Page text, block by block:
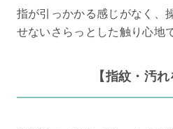
指が引っかかる感じがなく、
せないさらっとした触り心地
【指紋・汚れ